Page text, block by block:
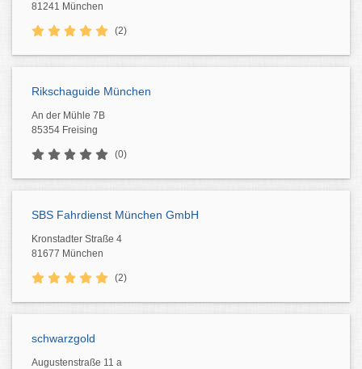
81241 München
(2)
Rikschaguide München
An der Mühle 7B
85354 Freising
(0)
SBS Fahrdienst München GmbH
Kronstadter Straße 4
81677 München
(2)
schwarzgold
Augustenstraße 11 a